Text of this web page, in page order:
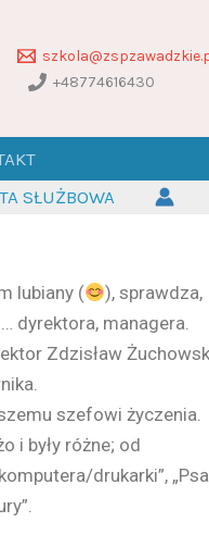
+48774616430
SŁUŻBOWA
lubiany (
), sprawdza,
dyrektora, managera.
Zdzisław
szefowi życzenia.
i były różne; od
drukarki”,